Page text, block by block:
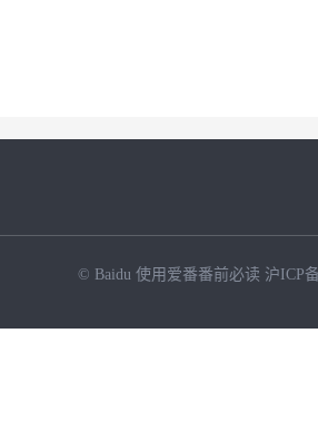
© Baidu 使用爱番番前必读 沪ICP